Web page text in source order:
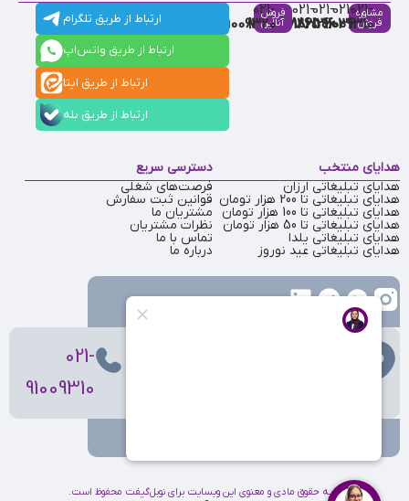
مشاوره
فروش
021-
91009310
021-
86126036
021-
86126506
021-
88537803
فروش
آنلاین
021-
91009320
ارتباط از طریق تلگرام
ارتباط از طریق واتس‌اپ
ارتباط از طریق ایتا
ارتباط از طریق بله
هدایای منتخب
هدایای تبلیغاتی ارزان
هدایای تبلیغاتی تا 200 هزار تومان
هدایای تبلیغاتی تا 100 هزار تومان
هدایای تبلیغاتی تا 50 هزار تومان
هدایای تبلیغاتی یلدا
هدایای تبلیغاتی عید نوروز
دسترسی سریع
فرصت‌های شغلی
قوانین ثبت سفارش
مشتریان ما
نظرات مشتریان
تماس با ما
درباره ما
021-
91009310
کلیه حقوق مادی و معنوی این وبسایت برای نوبل‌گیفت محفوظ است.